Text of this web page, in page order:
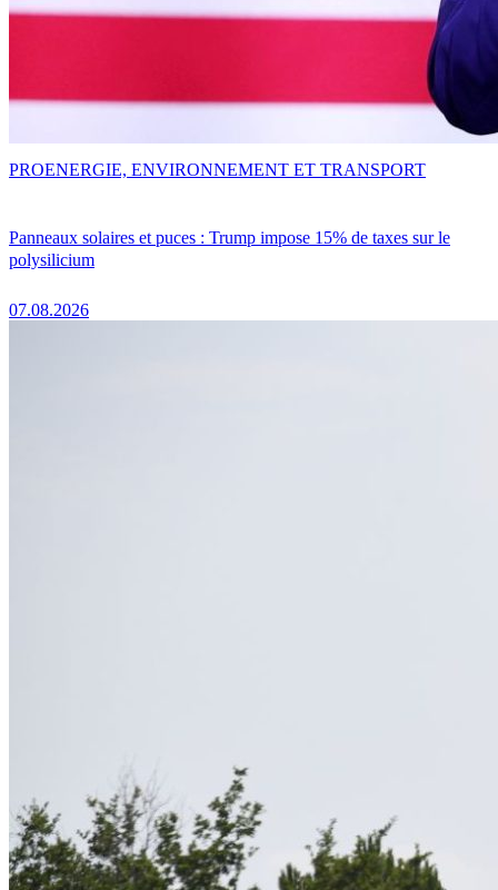
Panneaux solaires et puces : Trump impose 15% de taxes sur le
polysilicium
07.08.2026
PROENERGIE, ENVIRONNEMENT ET TRANSPORT